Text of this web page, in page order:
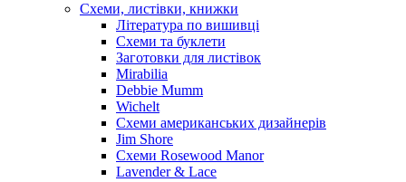
Схеми, листівки, книжки
Література по вишивці
Схеми та буклети
Заготовки для листівок
Mirabilia
Debbie Mumm
Wichelt
Схеми американських дизайнерів
Jim Shore
Cхеми Rosewood Manor
Lavender & Lace